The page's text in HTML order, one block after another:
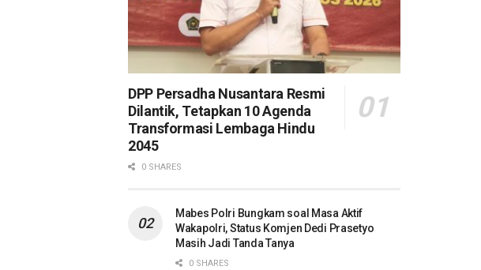
DPP Persadha Nusantara Resmi
Dilantik, Tetapkan 10 Agenda
Transformasi Lembaga Hindu
2045
0 SHARES
Mabes Polri Bungkam soal Masa Aktif
Wakapolri, Status Komjen Dedi Prasetyo
Masih Jadi Tanda Tanya
0 SHARES